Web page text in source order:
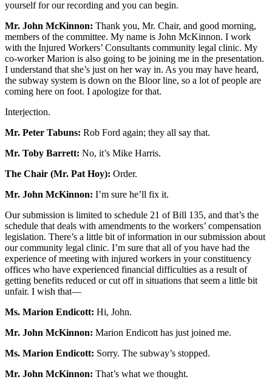
yourself for our recording and you can begin.
Mr. John McKinnon: Thank you, Mr. Chair, and good morning,
members of the committee. My name is John McKinnon. I work
with the Injured Workers’ Consultants community legal clinic. My
co-worker Marion is also going to be joining me in the presentation.
I understand that she’s just on her way in. As you may have heard,
the subway system is down on the Bloor line, so a lot of people are
coming here on foot. I apologize for that.
Interjection.
Mr. Peter Tabuns: Rob Ford again; they all say that.
Mr. Toby Barrett: No, it’s Mike Harris.
The Chair (Mr. Pat Hoy): Order.
Mr. John McKinnon: I’m sure he’ll fix it.
Our submission is limited to schedule 21 of Bill 135, and that’s the
schedule that deals with amendments to the workers’ compensation
legislation. There’s a little bit of information in our submission about
our community legal clinic. I’m sure that all of you have had the
experience of meeting with injured workers in your constituency
offices who have experienced financial difficulties as a result of
getting benefits reduced or cut off in situations that seem a little bit
unfair. I wish that—
Ms. Marion Endicott: Hi, John.
Mr. John McKinnon: Marion Endicott has just joined me.
Ms. Marion Endicott: Sorry. The subway’s stopped.
Mr. John McKinnon: That’s what we thought.